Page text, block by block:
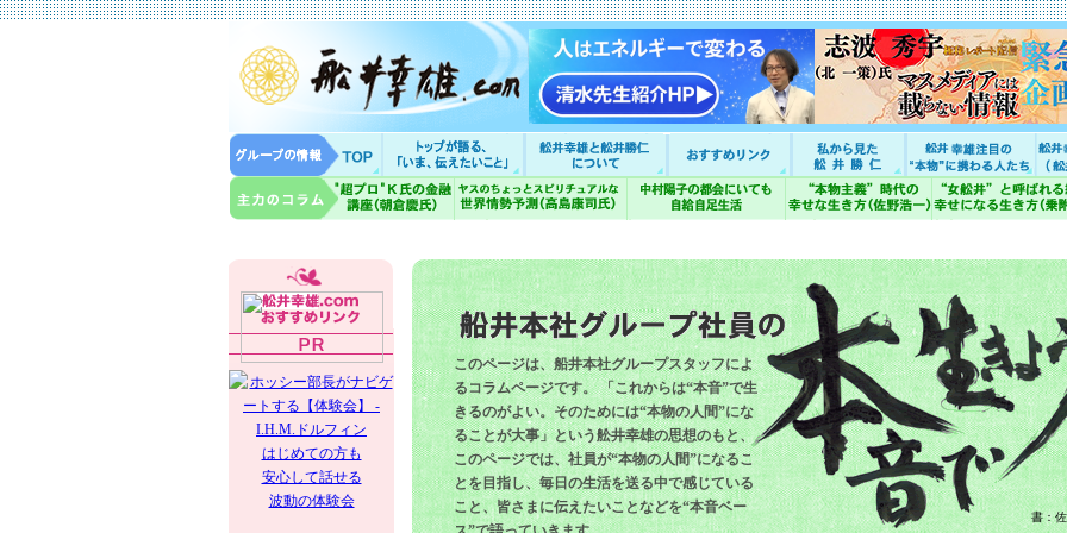
はじめての方も
安心して話せる
波動の体験会
このページは、船井本社グループスタッフによ
るコラムページです。 「これからは“本音”で生
きるのがよい。そのためには“本物の人間”にな
ることが大事」という舩井幸雄の思想のもと、
このページでは、社員が“本物の人間”になるこ
とを目指し、毎日の生活を送る中で感じている
こと、皆さまに伝えたいことなどを“本音ベー
書：